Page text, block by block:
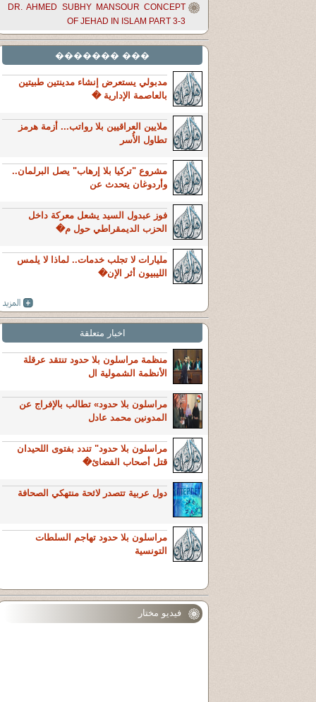
DR. AHMED SUBHY MANSOUR CONCEPT
OF JEHAD IN ISLAM PART 3-3
��� �������
مدبولي يستعرض إنشاء مدينتين طبيتين
بالعاصمة الإدارية �
ملايين العراقيين بلا رواتب... أزمة هرمز
تطاول الأُسر
مشروع "تركيا بلا إرهاب" يصل البرلمان..
وأردوغان يتحدث عن
فوز عبدول السيد يشعل معركة داخل
الحزب الديمقراطي حول م�
مليارات لا تجلب خدمات.. لماذا لا يلمس
الليبيون أثر الإن�
اخبار متعلقة
منظمة مراسلون بلا حدود تنتقد عرقلة
الأنظمة الشمولية ال
مراسلون بلا حدود» تطالب بالإفراج عن
المدونين محمد عادل
مراسلون بلا حدود" تندد بفتوى اللحيدان
قتل أصحاب الفضائ�
دول عربية تتصدر لائحة منتهكي الصحافة
مراسلون بلا حدود تهاجم السلطات
التونسية
فيديو مختار